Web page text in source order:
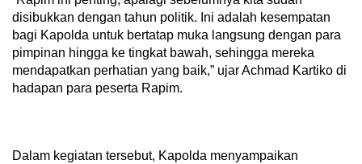
disibukkan dengan tahun politik. Ini adalah kesempatan
bagi Kapolda untuk bertatap muka langsung dengan para
pimpinan hingga ke tingkat bawah, sehingga mereka
mendapatkan perhatian yang baik,” ujar Achmad Kartiko di
hadapan para peserta Rapim.
Dalam kegiatan tersebut, Kapolda menyampaikan